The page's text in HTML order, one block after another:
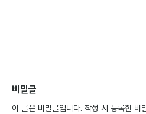
비밀글
이 글은 비밀글입니다. 작성 시 등록한 비